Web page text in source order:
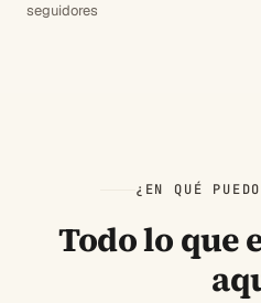
seguidores
¿EN QUÉ
Todo lo que